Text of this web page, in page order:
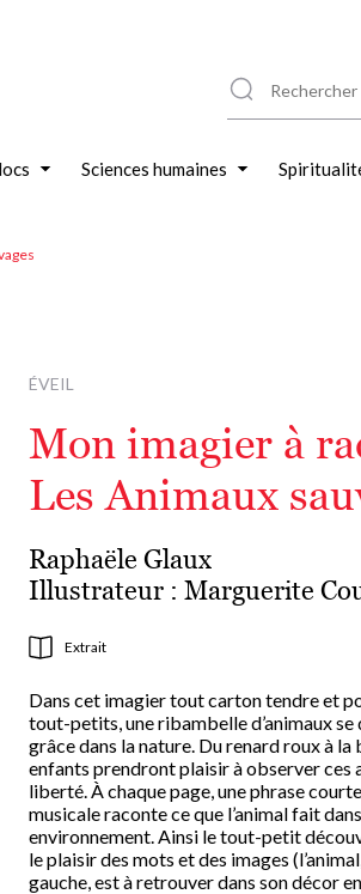
Sciences humaines
ÉVEIL
Mon imagier à
Les Animaux
Raphaële Glaux
Illustrateur : Marguerite
Extrait
Dans cet imagier tout carton tendre et
tout-petits, une ribambelle d’animaux se
grâce dans la nature. Du renard roux à la
enfants prendront plaisir à observer ces
liberté. À chaque page, une phrase
musicale raconte ce que l’animal fait
environnement. Ainsi le tout-petit
le plaisir des mots et des images
gauche, est à retrouver dans son décor